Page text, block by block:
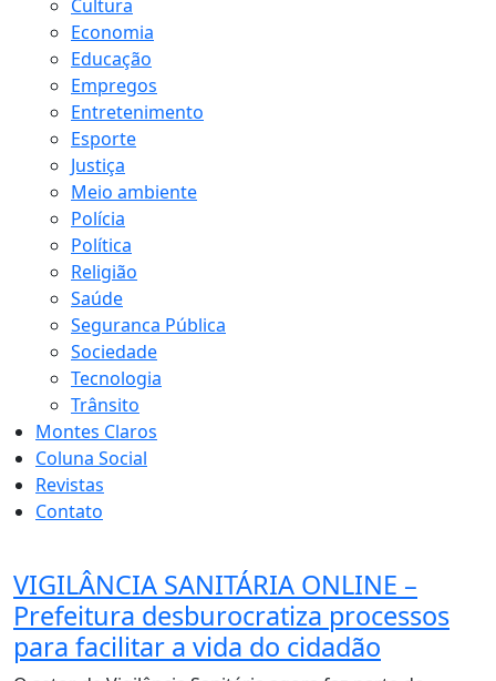
Cultura
Economia
Educação
Empregos
Entretenimento
Esporte
Justiça
Meio ambiente
Polícia
Política
Religião
Saúde
Seguranca Pública
Sociedade
Tecnologia
Trânsito
Montes Claros
Coluna Social
Revistas
Contato
VIGILÂNCIA SANITÁRIA ONLINE –
Prefeitura desburocratiza processos
para facilitar a vida do cidadão